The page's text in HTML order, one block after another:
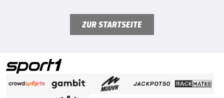
ZUR STARTSEITE